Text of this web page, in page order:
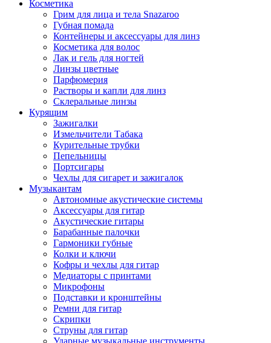
Косметика
Грим для лица и тела Snazaroo
Губная помада
Контейнеры и аксессуары для линз
Косметика для волос
Лак и гель для ногтей
Линзы цветные
Парфюмерия
Растворы и капли для линз
Склеральные линзы
Курящим
Зажигалки
Измельчители Табака
Курительные трубки
Пепельницы
Портсигары
Чехлы для сигарет и зажигалок
Музыкантам
Автономные акустические системы
Аксессуары для гитар
Акустические гитары
Барабанные палочки
Гармоники губные
Колки и ключи
Кофры и чехлы для гитар
Медиаторы с принтами
Микрофоны
Подставки и кронштейны
Ремни для гитар
Скрипки
Струны для гитар
Ударные музыкальные инструменты